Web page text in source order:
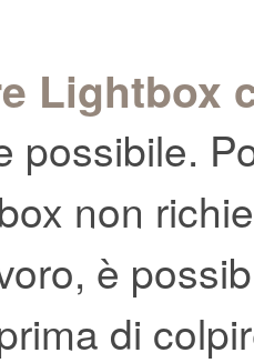
Lightbox
possibile.
non
è
di